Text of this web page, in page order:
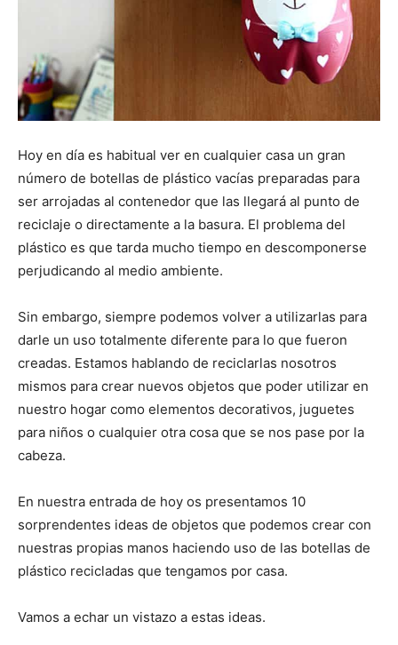
Hoy en día es habitual ver en cualquier casa un gran
número de botellas de plástico vacías preparadas para
ser arrojadas al contenedor que las llegará al punto de
reciclaje o directamente a la basura. El problema del
plástico es que tarda mucho tiempo en descomponerse
perjudicando al medio ambiente.
Sin embargo, siempre podemos volver a utilizarlas para
darle un uso totalmente diferente para lo que fueron
creadas. Estamos hablando de reciclarlas nosotros
mismos para crear nuevos objetos que poder utilizar en
nuestro hogar como elementos decorativos, juguetes
para niños o cualquier otra cosa que se nos pase por la
cabeza.
En nuestra entrada de hoy os presentamos 10
sorprendentes ideas de objetos que podemos crear con
nuestras propias manos haciendo uso de las botellas de
plástico recicladas que tengamos por casa.
Vamos a echar un vistazo a estas ideas.